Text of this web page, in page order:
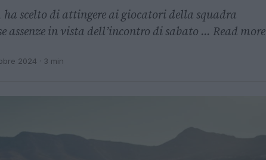
ha scelto di attingere ai giocatori della squadra
assenze in vista dell’incontro di sabato ... Read more
2024 · 3 min